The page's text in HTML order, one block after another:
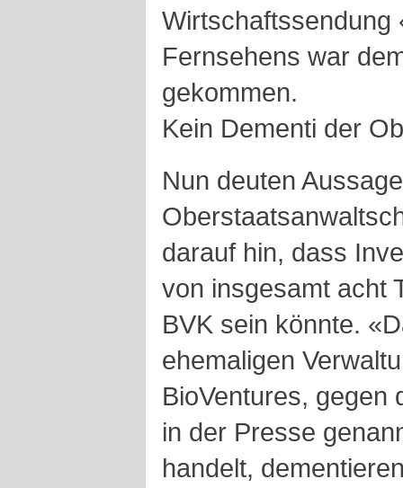
Wirtschaftssendung
Fernsehens war
gekommen.
Kein Dementi der
Nun deuten
darauf hin, dass
von insgesamt acht
BVK sein könnte.
ehemaligen
BioVentures, gegen
in der Presse
handelt,